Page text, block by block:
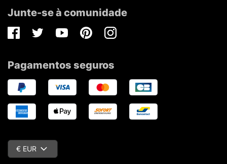
Junte-se à comunidade
FacebookTwitterYoutubePinterestInstagram
Pagamentos seguros
€ EUR